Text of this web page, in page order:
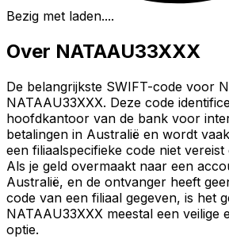
Bezig met laden....
Over NATAAU33XXX
De belangrijkste SWIFT-code voor
NATAAU33XXX. Deze code
hoofdkantoor van de bank voor
betalingen in Australië en wordt
een filiaalspecifieke code niet
Als je geld overmaakt naar een
Australië, en de ontvanger heeft
code van een filiaal gegeven, is het
NATAAU33XXX meestal een veilige
optie.